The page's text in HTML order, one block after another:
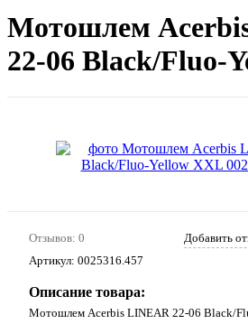
Мотошлем
22-06 Black/Fluo-
Отзывов: 0
Добавить
Артикул: 0025316.457
Описание товара:
Мотошлем Acerbis LINEAR 22-06 Black/